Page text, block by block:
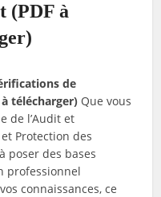
(PDF à
de
télécharger) Que vous
de l’Audit et
Protection des
poser des bases
professionnel
connaissances, ce